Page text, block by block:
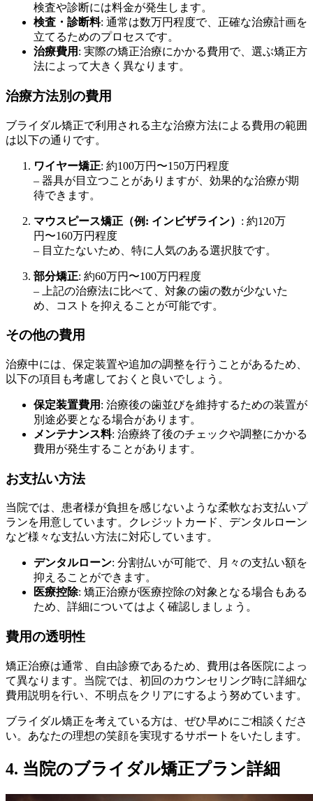
検査や診断には料金が発生します。
検査・診断料: 通常は数万円程度で、正確な治療計画を
立てるためのプロセスです。
治療費用 : 実際の矯正治療にかかる費用で、選ぶ矯正方
法によって大きく異なります。
治療方法別の費用
ブライダル矯正で利用される主な治療方法による費用の範囲
は以下の通りです。
ワイヤー矯正: 約100万円〜150万円程度
– 器具が目立つことがありますが、効果的な治療が期
待できます。
マウスピース矯正（例: インビザライン） : 約120万
円〜160万円程度
– 目立たないため、特に人気のある選択肢です。
部分矯正: 約60万円〜100万円程度
– 上記の治療法に比べて、対象の歯の数が少ないた
め、コストを抑えることが可能です。
その他の費用
治療中には、保定装置や追加の調整を行うことがあるため、
以下の項目も考慮しておくと良いでしょう。
保定装置費用 : 治療後の歯並びを維持するための装置が
別途必要となる場合があります。
メンテナンス料: 治療終了後のチェックや調整にかかる
費用が発生することがあります。
お支払い方法
当院では、患者様が負担を感じないような柔軟なお支払いプ
ランを用意しています。クレジットカード、デンタルローン
など様々な支払い方法に対応しています。
デンタルローン: 分割払いが可能で、月々の支払い額を
抑えることができます。
医療控除: 矯正治療が医療控除の対象となる場合もある
ため、詳細についてはよく確認しましょう。
費用の透明性
矯正治療は通常、自由診療であるため、費用は各医院によっ
て異なります。当院では、初回のカウンセリング時に詳細な
費用説明を行い、不明点をクリアにするよう努めています。
ブライダル矯正を考えている方は、ぜひ早めにご相談くださ
い。あなたの理想の笑顔を実現するサポートをいたします。
4. 当院のブライダル矯正プラン詳細